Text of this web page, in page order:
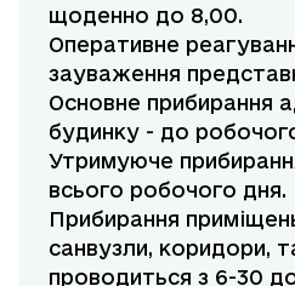
щоденно до 8,00.
Оперативне
зауваження
Основне прибирання
будинку - до
Утримуюче
всього робочого дня.
Прибирання
санвузли, коридори,
проводиться з 6-30